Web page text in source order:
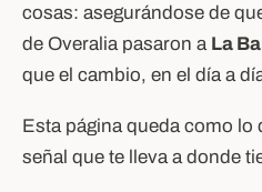
cosas: asegurándose de
de Overalia pasaron a La
que el cambio, en el día a
Esta página queda como lo
señal que te lleva a donde